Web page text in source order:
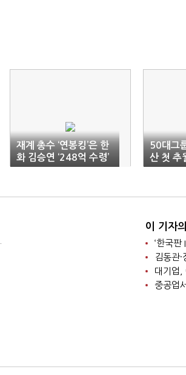
재계 총수 ‘연봉킹’은 한
화 김승연 ‘248억 수령’
50대그
산 첫
배 ‘최고’
이 기자
‘한국판
김동관
대기업,
중공업